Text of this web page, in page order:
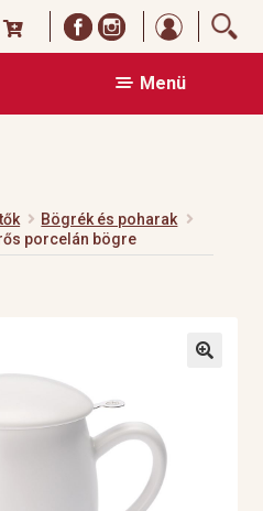
Menü
Bögrék és poharak
porcelán bögre